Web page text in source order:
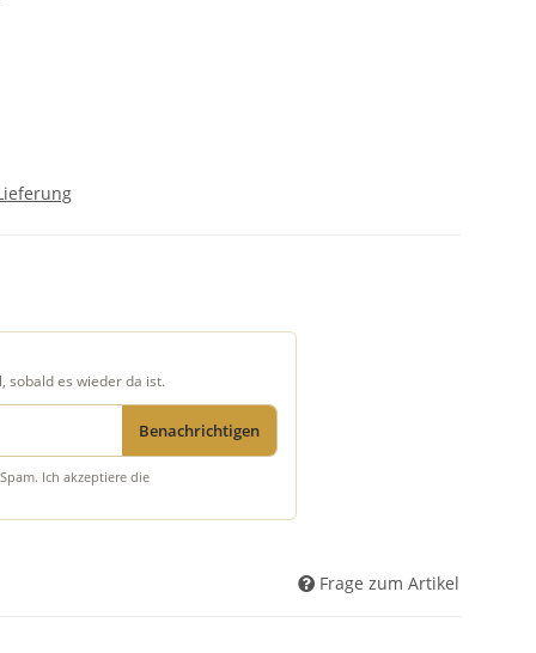
sobald es wieder da ist.
Benachrichtigen
Ich akzeptiere die
Frage zum Artikel